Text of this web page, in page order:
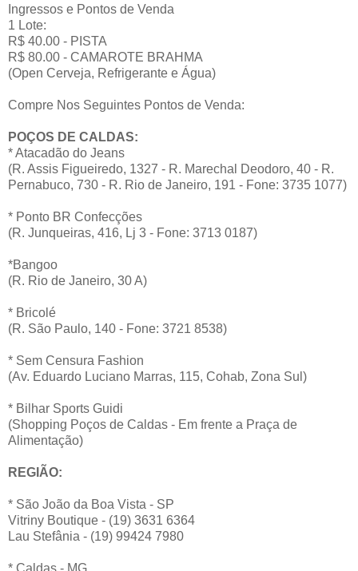
Ingressos e Pontos de Venda
1 Lote:
R$ 40.00 - PISTA
R$ 80.00 - CAMAROTE BRAHMA
(Open Cerveja, Refrigerante e Água)
Compre Nos Seguintes Pontos de Venda:
POÇOS DE CALDAS:
* Atacadão do Jeans
(R. Assis Figueiredo, 1327 - R. Marechal Deodoro, 40 - R.
Pernabuco, 730 - R. Rio de Janeiro, 191 - Fone: 3735 1077)
* Ponto BR Confecções
(R. Junqueiras, 416, Lj 3 - Fone: 3713 0187)
*Bangoo
(R. Rio de Janeiro, 30 A)
* Bricolé
(R. São Paulo, 140 - Fone: 3721 8538)
* Sem Censura Fashion
(Av. Eduardo Luciano Marras, 115, Cohab, Zona Sul)
* Bilhar Sports Guidi
(Shopping Poços de Caldas - Em frente a Praça de
Alimentação)
REGIÃO:
* São João da Boa Vista - SP
Vitriny Boutique - (19) 3631 6364
Lau Stefânia - (19) 99424 7980